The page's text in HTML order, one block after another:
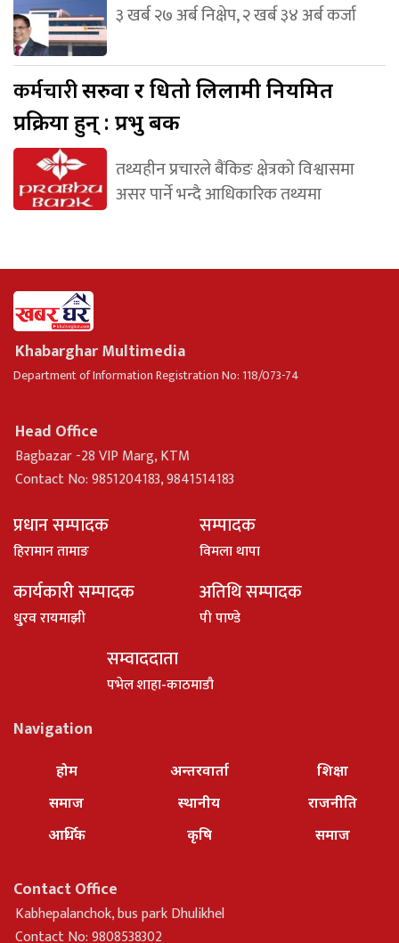
३ खर्ब २७ अर्ब निक्षेप, २ खर्ब ३४ अर्ब कर्जा
कर्मचारीसरुवा र धितो लिलामी नियमित
प्रक्रिया हुन् : प्रभु बैंक
तथ्यहीन प्रचारले बैंकिङ क्षेत्रको विश्वासमा
असर पार्ने भन्दै आधिकारिक तथ्यमा
Khabarghar Multimedia
Department of Information Registration No: 118/073-74
Head Office
Bagbazar -28 VIP Marg, KTM
Contact No: 9851204183, 9841514183
प्रधान सम्पादक
हिरामान तामाङ
सम्पादक
विमला थापा
कार्यकारी सम्पादक
धु्रव रायमाझी
अतिथि सम्पादक
पी पाण्डे
सम्वाददाता
पभेल शाहा-काठमाडौ
Navigation
होम
समाज
आर्थिक
अन्तरवार्ता
स्थानीय
कृषि
शिक्षा
राजनीति
समाज
Contact Office
Kabhepalanchok, bus park Dhulikhel
Contact No: 9808538302